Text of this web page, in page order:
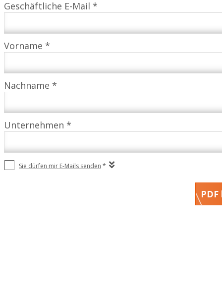
Geschäftliche E-Mail *
Vorname *
Nachname *
Unternehmen *
Sie dürfen mir E-Mails senden *